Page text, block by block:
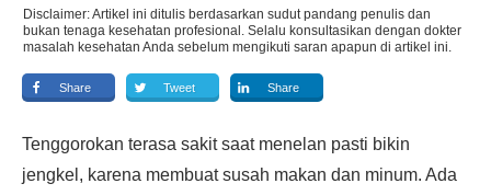
Disclaimer: Artikel ini ditulis berdasarkan sudut pandang penulis dan
bukan tenaga kesehatan profesional. Selalu konsultasikan dengan dokter
masalah kesehatan Anda sebelum mengikuti saran apapun di artikel ini.
Share Tweet Share
Tenggorokan terasa sakit saat menelan pasti bikin
jengkel, karena membuat susah makan dan minum. Ada